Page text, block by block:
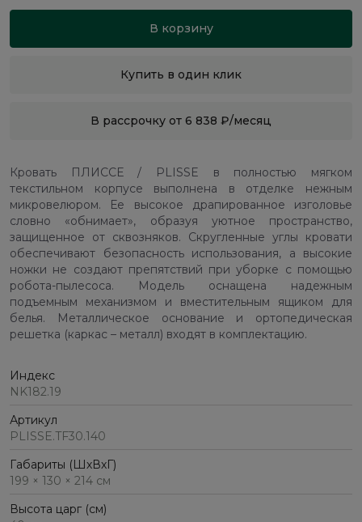
В корзину
Купить в один клик
В рассрочку от 6 838 ₽/месяц
Кровать ПЛИССЕ / PLISSE в полностью мягком
текстильном корпусе выполнена в отделке нежным
микровелюром. Ее высокое драпированное изголовье
словно «обнимает», образуя уютное пространство,
защищенное от сквозняков. Скругленные углы кровати
обеспечивают безопасность использования, а высокие
ножки не создают препятствий при уборке с помощью
робота-пылесоса. Модель оснащена надежным
подъемным механизмом и вместительным ящиком для
белья. Металлическое основание и ортопедическая
решетка (каркас – металл) входят в комплектацию.
Индекс
NK182.19
Артикул
PLISSE.TF30.140
Габариты (ШхВхГ)
199 × 130 × 214 см
Высота царг (см)